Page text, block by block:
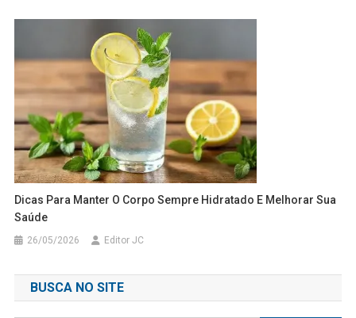
Dicas Para Manter O Corpo Sempre Hidratado E Melhorar Sua
Saúde
26/05/2026 Editor JC
BUSCA NO SITE